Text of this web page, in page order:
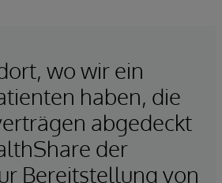
wo wir ein
haben, die
abgedeckt
der
Bereitstellung von